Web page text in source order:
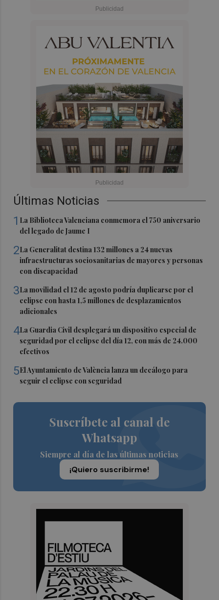
Últimas Noticias
1 La Biblioteca Valenciana conmemora el 750 aniversario
del legado de Jaume I
2La Generalitat destina 132 millones a 24 nuevas
infraestructuras sociosanitarias de mayores y personas
con discapacidad
3La movilidad el 12 de agosto podría duplicarse por el
eclipse con hasta 1,5 millones de desplazamientos
adicionales
4La Guardia Civil desplegará un dispositivo especial de
seguridad por el eclipse del día 12, con más de 24.000
efectivos
5El Ayuntamiento de València lanza un decálogo para
seguir el eclipse con seguridad
Suscríbete al canal de
Whatsapp
Siempre al día de las últimas noticias
¡Quiero suscribirme!